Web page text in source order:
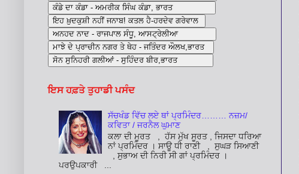
ਇਸ ਹਫ਼ਤੇ ਤੁਹਾਡੀ ਪਸੰਦ
ਸੱਚਖੰਡ ਵਿੱਚ ਲਏ ਥਾਂ ਪ੍ਰਮਿੰਦਰ……… ਨਜ਼ਮ/
ਕਵਿਤਾ / ਜਰਨੈਲ ਘੁਮਾਣ
ਕਲਾ ਦੀ ਮੂਰਤ , ਹੱਸ ਮੁੱਖ ਸੂਰਤ , ਜਿਸਦਾ ਧਰਿਆ
ਨਾਂ ਪ੍ਰਮਿੰਦਰ । ਸਾਊ ਧੀ ਰਾਣੀ , ਸੁਘੜ ਸਿਆਣੀ
, ਸੁਭਾਅ ਦੀ ਨਿਰੀ ਸੀ ਗਾਂ ਪ੍ਰਮਿੰਦਰ ।
ਪਰਉਪਕਾਰੀ ...